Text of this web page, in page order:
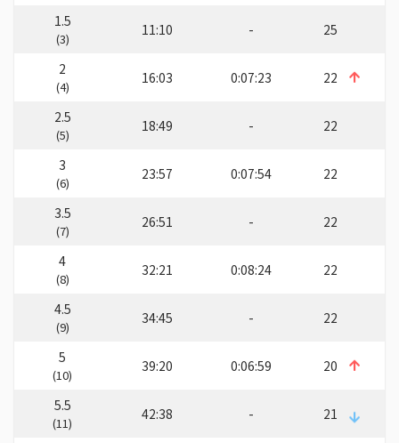
1.5
(3)
11:10 - 25
2
(4)
16:03 0:07:23 22
2.5
(5)
18:49 - 22
3
(6)
23:57 0:07:54 22
3.5
(7)
26:51 - 22
4
(8)
32:21 0:08:24 22
4.5
(9)
34:45 - 22
5
(10)
39:20 0:06:59 20
5.5
(11)
42:38 - 21